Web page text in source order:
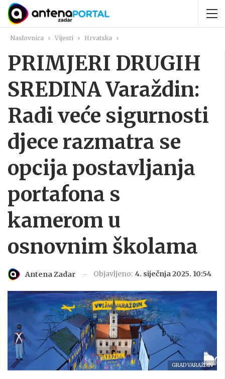
Naslovnica Vijesti Hrvatska
PRIMJERI DRUGIH
SREDINA Varaždin:
Radi veće sigurnosti
djece razmatra se
opcija postavljanja
portafona s
kamerom u
osnovnim školama
Antena Zadar Objavljeno: 4. siječnja 2025. 10:54
GRAD VARAŽDIN